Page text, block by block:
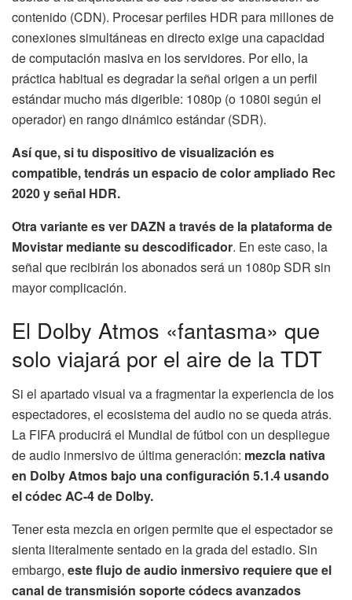
contenido (CDN). Procesar perfiles HDR para millones de
conexiones simultáneas en directo exige una capacidad
de computación masiva en los servidores. Por ello, la
práctica habitual es degradar la señal origen a un perfil
estándar mucho más digerible: 1080p (o 1080i según el
operador) en rango dinámico estándar (SDR).
Así que, si tu dispositivo de visualización es
compatible, tendrás un espacio de color ampliado Rec
2020 y señal HDR.
Otra variante es ver DAZN a través de la plataforma de
Movistar mediante su descodificador. En este caso, la
señal que recibirán los abonados será un 1080p SDR sin
mayor complicación.
El Dolby Atmos «fantasma» que
solo viajará por el aire de la TDT
Si el apartado visual va a fragmentar la experiencia de los
espectadores, el ecosistema del audio no se queda atrás.
La FIFA producirá el Mundial de fútbol con un despliegue
de audio inmersivo de última generación: mezcla nativa
en Dolby Atmos bajo una configuración 5.1.4 usando
el códec AC-4 de Dolby.
Tener esta mezcla en origen permite que el espectador se
sienta literalmente sentado en la grada del estadio. Sin
embargo, este flujo de audio inmersivo requiere que el
canal de transmisión soporte códecs avanzados